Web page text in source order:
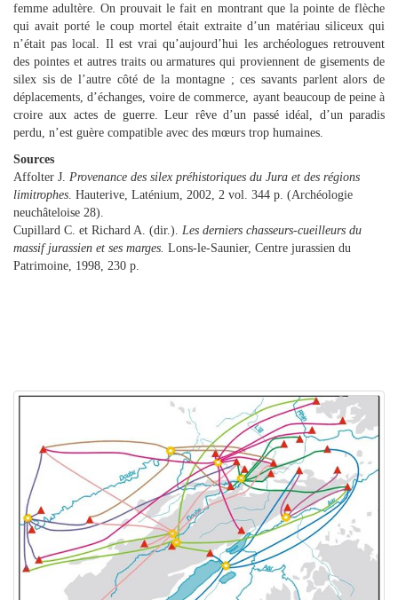
femme adultère. On prouvait le fait en montrant que la pointe de flèche
qui avait porté le coup mortel était extraite d’un matériau siliceux qui
n’était pas local. Il est vrai qu’aujourd’hui les archéologues retrouvent
des pointes et autres traits ou armatures qui proviennent de gisements de
silex sis de l’autre côté de la montagne ; ces savants parlent alors de
déplacements, d’échanges, voire de commerce, ayant beaucoup de peine à
croire aux actes de guerre. Leur rêve d’un passé idéal, d’un paradis
perdu, n’est guère compatible avec des mœurs trop humaines.
Sources
Affolter J. Provenance des silex préhistoriques du Jura et des régions
limitrophes . Hauterive, Laténium, 2002, 2 vol. 344 p. (Archéologie
neuchâteloise 28).
Cupillard C. et Richard A. (dir.). Les derniers chasseurs-cueilleurs du
massif jurassien et ses marges. Lons-le-Saunier, Centre jurassien du
Patrimoine, 1998, 230 p.